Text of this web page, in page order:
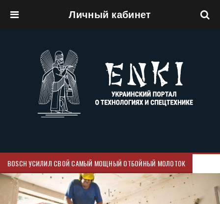
Личный кабинет
BOSCH УСИЛИЛ СВОЙ САМЫЙ МОЩНЫЙ ОТБОЙНЫЙ МОЛОТОК